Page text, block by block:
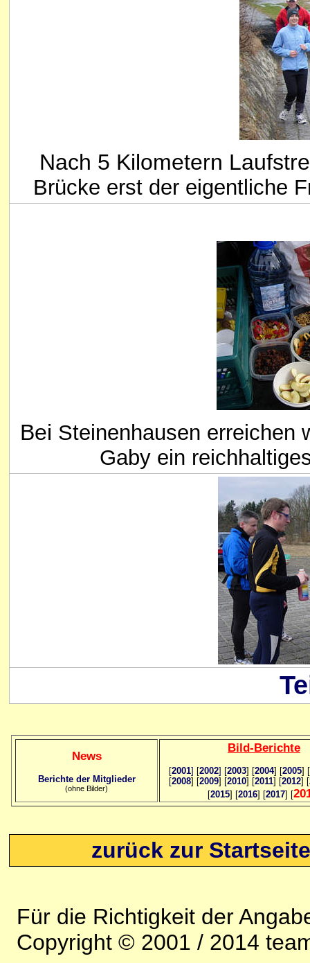
Nach 5 Kilometern
Brücke erst der eigentliche
Bei Steinenhausen erreichen
Gaby ein
News
Berichte der Mitglieder
(ohne Bilder)
Bild-Berichte
[2001] [2002] [2003] [2004] [2005] [
[2008] [2009] [2010] [2011] [2012] [
[2015] [2016] [2017] [
zurück zur
Für die Richtigkeit der
Copyright © 2001 / 2014